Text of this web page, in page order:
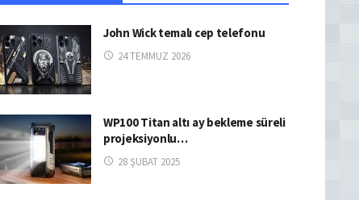
John Wick temalı cep telefonu
24 TEMMUZ 2026
WP100 Titan altı ay bekleme süreli
projeksiyonlu…
28 ŞUBAT 2025